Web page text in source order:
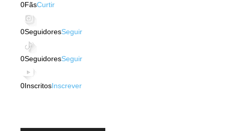
0FãsCurtir
0SeguidoresSeguir
0SeguidoresSeguir
0InscritosInscrever